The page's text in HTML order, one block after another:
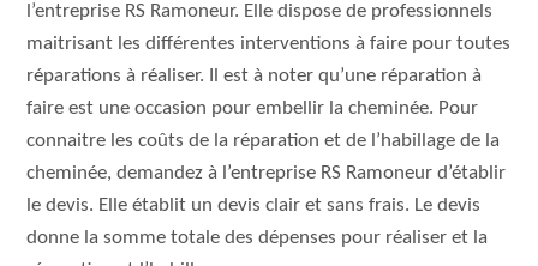
l’entreprise RS Ramoneur. Elle dispose de professionnels
maitrisant les différentes interventions à faire pour toutes
réparations à réaliser. Il est à noter qu’une réparation à
faire est une occasion pour embellir la cheminée. Pour
connaitre les coûts de la réparation et de l’habillage de la
cheminée, demandez à l’entreprise RS Ramoneur d’établir
le devis. Elle établit un devis clair et sans frais. Le devis
donne la somme totale des dépenses pour réaliser et la